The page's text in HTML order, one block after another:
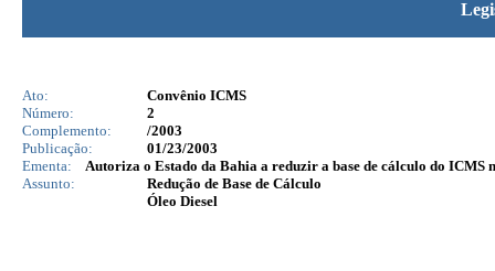
Ato:
Convênio ICMS
Número:
2
Complemento:
/2003
Publicação:
01/23/2003
Ementa:
Autoriza o Estado da Bahia a reduzir a base de cálculo do ICMS
Assunto:
Redução de Base de Cálculo
Óleo Diesel